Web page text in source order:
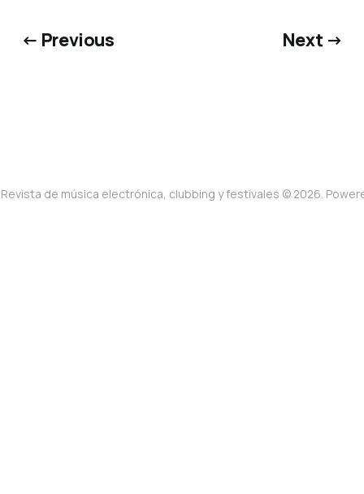
← Previous Next →
de música electrónica, clubbing y festivales © 2026.